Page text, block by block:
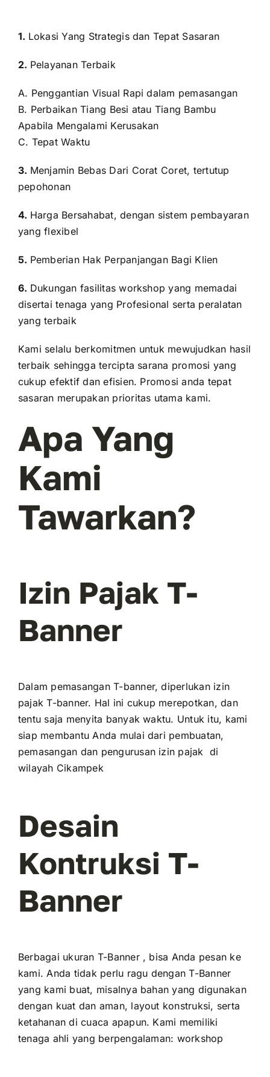
1. Lokasi Yang Strategis dan Tepat Sasaran
2. Pelayanan Terbaik
A. Penggantian Visual Rapi dalam pemasangan
B. Perbaikan Tiang Besi atau Tiang Bambu
Apabila Mengalami Kerusakan
C. Tepat Waktu
3. Menjamin Bebas Dari Corat Coret, tertutup
pepohonan
4. Harga Bersahabat, dengan sistem pembayaran
yang flexibel
5. Pemberian Hak Perpanjangan Bagi Klien
6. Dukungan fasilitas workshop yang memadai
disertai tenaga yang Profesional serta peralatan
yang terbaik
Kami selalu berkomitmen untuk mewujudkan hasil
terbaik sehingga tercipta sarana promosi yang
cukup efektif dan efisien. Promosi anda tepat
sasaran merupakan prioritas utama kami.
Apa Yang
Kami
Tawarkan?
Izin Pajak T-
Banner
Dalam pemasangan T-banner, diperlukan izin
pajak T-banner. Hal ini cukup merepotkan, dan
tentu saja menyita banyak waktu. Untuk itu, kami
siap membantu Anda mulai dari pembuatan,
pemasangan dan pengurusan izin pajak di
wilayah Cikampek
Desain
Kontruksi T-
Banner
Berbagai ukuran T-Banner , bisa Anda pesan ke
kami. Anda tidak perlu ragu dengan T-Banner
yang kami buat, misalnya bahan yang digunakan
dengan kuat dan aman, layout konstruksi, serta
ketahanan di cuaca apapun. Kami memiliki
tenaga ahli yang berpengalaman: workshop